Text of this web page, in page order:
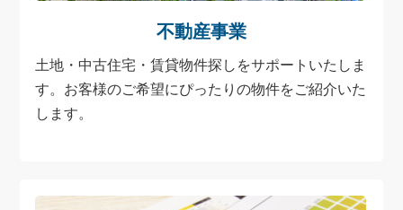
不動産事業
土地・中古住宅・賃貸物件探しをサポートいたしま
す。お客様のご希望にぴったりの物件をご紹介いた
します。